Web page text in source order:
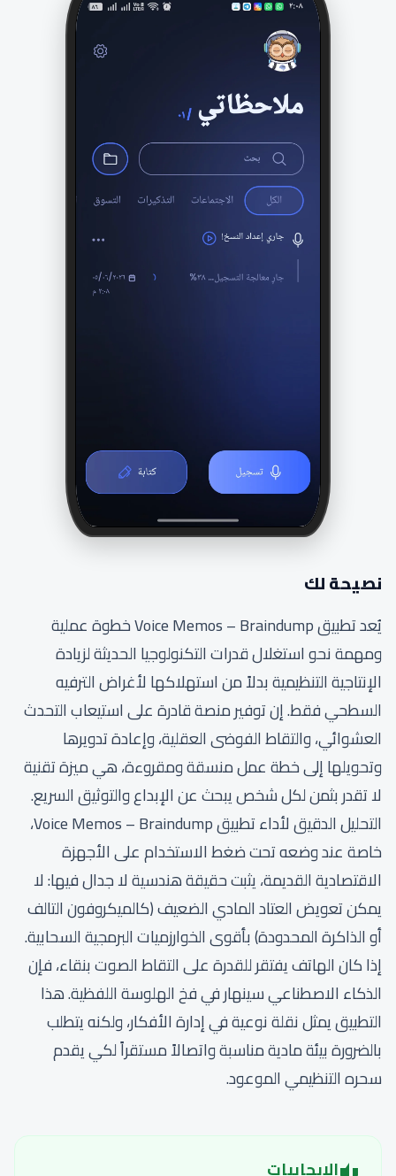
نصيحة لك
يُعد تطبيق Voice Memos – Braindump خطوة عملية
ومهمة نحو استغلال قدرات التكنولوجيا الحديثة لزيادة
الإنتاجية التنظيمية بدلاً من استهلاكها لأغراض الترفيه
السطحي فقط. إن توفير منصة قادرة على استيعاب التحدث
العشوائي، والتقاط الفوضى العقلية، وإعادة تدويرها
وتحويلها إلى خطة عمل منسقة ومقروءة، هي ميزة تقنية
لا تقدر بثمن لكل شخص يبحث عن الإبداع والتوثيق السريع.
التحليل الدقيق لأداء تطبيق Voice Memos – Braindump،
خاصة عند وضعه تحت ضغط الاستخدام على الأجهزة
الاقتصادية القديمة، يثبت حقيقة هندسية لا جدال فيها: لا
يمكن تعويض العتاد المادي الضعيف (كالميكروفون التالف
أو الذاكرة المحدودة) بأقوى الخوارزميات البرمجية السحابية.
إذا كان الهاتف يفتقر للقدرة على التقاط الصوت بنقاء، فإن
الذكاء الاصطناعي سينهار في فخ الهلوسة اللفظية. هذا
التطبيق يمثل نقلة نوعية في إدارة الأفكار، ولكنه يتطلب
بالضرورة بيئة مادية مناسبة واتصالاً مستقراً لكي يقدم
سحره التنظيمي الموعود.
الإيجابيات